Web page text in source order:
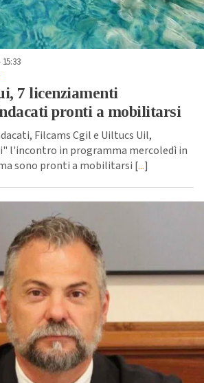
7 licenziamenti
pronti a mobilitarsi
Filcams Cgil e Uiltucs Uil,
l'incontro in programma mercoledì in
sono pronti a mobilitarsi [...]